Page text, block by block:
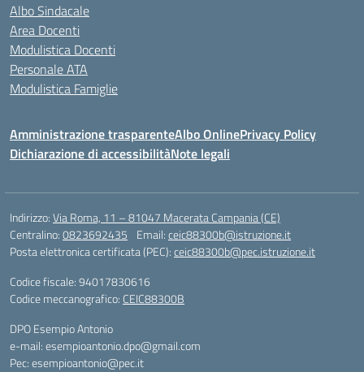
Albo Sindacale
Area Docenti
Modulistica Docenti
Personale ATA
Modulistica Famiglie
Amministrazione trasparenteAlbo OnlinePrivacy Policy
Dichiarazione di accessibilitàNote legali
Indirizzo:Via Roma, 11 – 81047 Macerata Campania (CE)
Centralino:0823692435 Email:ceic88300b@istruzione.it
Posta elettronica certificata (PEC):ceic88300b@pec.istruzione.it
Codice fiscale: 94017830616
Codice meccanografico: CEIC88300B
DPO Esempio Antonio
e-mail: esempioantonio.dpo@gmail.com
Pec: esempioantonio@pec.it